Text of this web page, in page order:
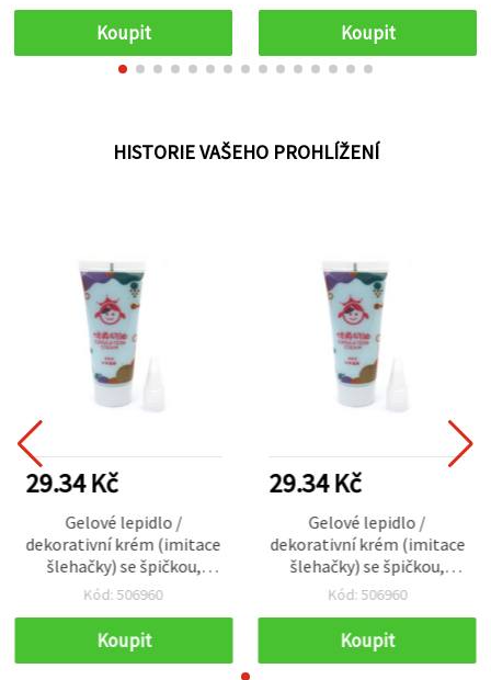
hotových puzzlí
Koupit Koupit
HISTORIE VAŠEHO PROHLÍŽENÍ
29.34 Kč
Gelové lepidlo /
dekorativní krém (imitace
šlehačky) se špičkou,
světle modrá, 50 ml
Kód: 506960
Koupit
29.34 Kč
Gelové lepidlo /
dekorativní krém (imitace
šlehačky) se špičkou,
světle modrá, 50 ml
Kód: 506960
Koupit